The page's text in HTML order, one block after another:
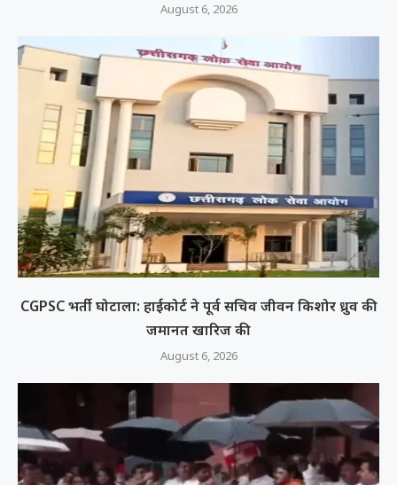
August 6, 2026
CGPSC भर्ती घोटाला: हाईकोर्ट ने पूर्व सचिव जीवन किशोर ध्रुव की
जमानत खारिज की
August 6, 2026